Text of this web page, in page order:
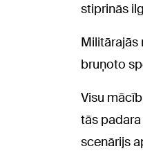
stiprinās
Militārajās
bruņoto
Visu
tās
scenārijs